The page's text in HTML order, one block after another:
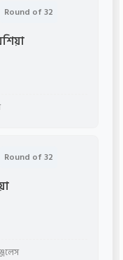
Round of 32
Round of 32